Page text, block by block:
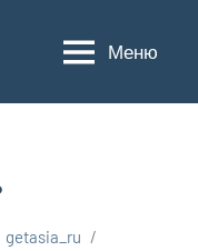
Меню
getasia_ru